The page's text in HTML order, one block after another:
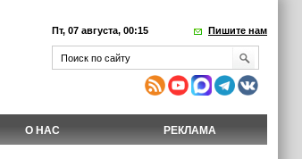
Пт, 07 августа, 00:15 Пишите нам
О НАС РЕКЛАМА